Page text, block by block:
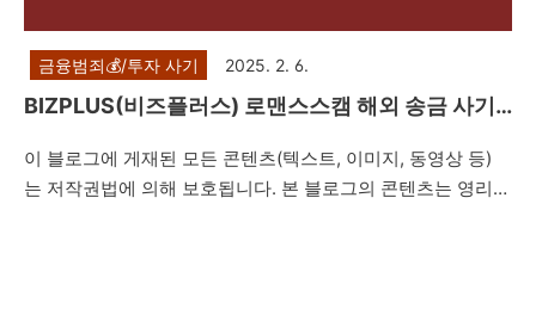
금융범죄💰/투자 사기 2025. 2. 6.
BIZPLUS(비즈플러스) 로맨스스캠 해외 송금 사기
이 블로그에 게재된 모든 콘텐츠(텍스트, 이미지, 동영상 등)
는 저작권법에 의해 보호됩니다. 본 블로그의 콘텐츠는 영리적